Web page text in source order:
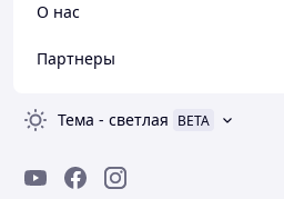
О нас
Партнеры
Тема - светлая BETA